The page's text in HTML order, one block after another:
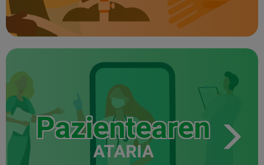
Pazientearen
ATARIA